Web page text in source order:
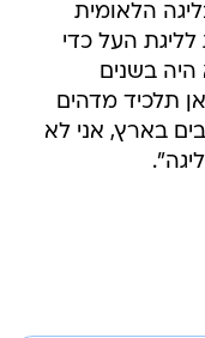
הלאומית
העל כדי
בשנים
תלכיד מדהים
בארץ, אני לא